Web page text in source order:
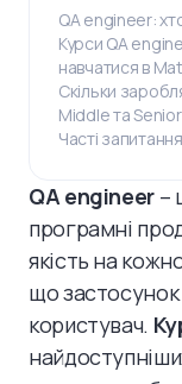
QA engineer:
Курси QA
навчатися в
Скільки
Middle та Senior
Часті
QA engineer –
програмні
якість на
що застосунок
користувач.